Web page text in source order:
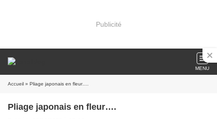
Publicité
MENU
Accueil » Pliage japonais en fleur….
Pliage japonais en fleur….